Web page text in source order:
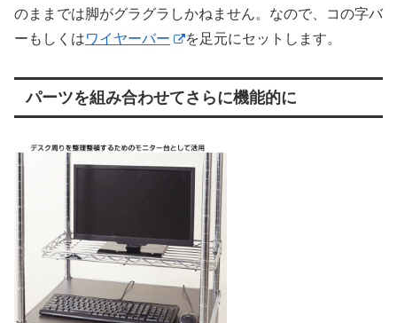
のままでは脚がグラグラしかねません。なので、コの字バ
ーもしくはワイヤーバー を足元にセットします。
パーツを組み合わせてさらに機能的に